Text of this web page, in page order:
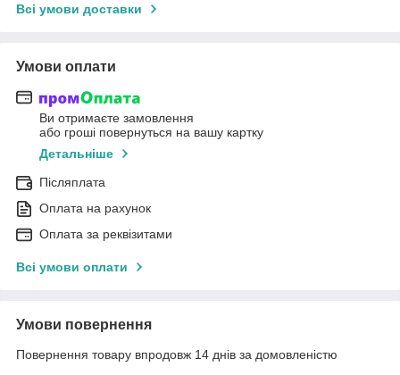
Всі умови доставки
Умови оплати
Ви отримаєте замовлення
або гроші повернуться на вашу картку
Детальніше
Післяплата
Оплата на рахунок
Оплата за реквізитами
Всі умови оплати
Умови повернення
Повернення товару впродовж 14 днів за домовленістю